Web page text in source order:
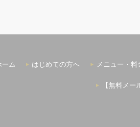
ーム はじめての方へ メニュー・料
【無料メ